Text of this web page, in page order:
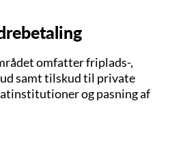
omfatter friplads-,
samt tilskud til private
og pasning af